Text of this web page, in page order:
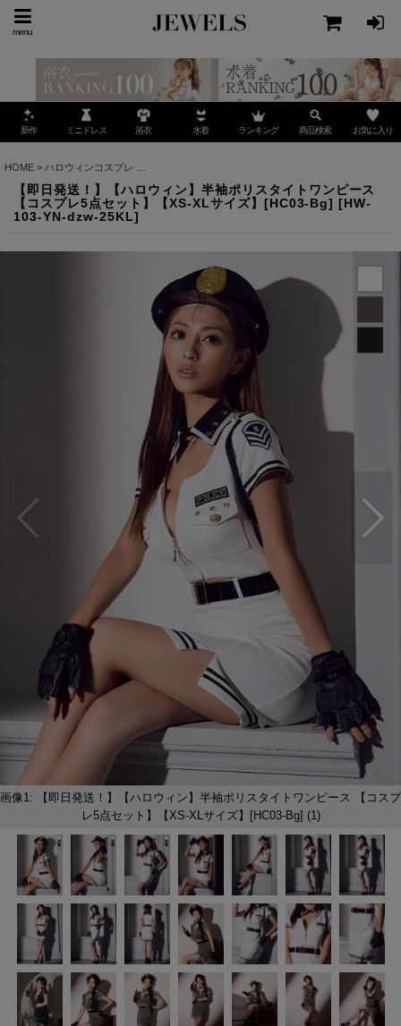
menu
新作 ミニドレス 浴衣 水着 ランキング 商品検索 お気に入り
HOME > ハロウィンコスプレ
【即日発送！】【ハロウィン】半袖ポリスタイトワンピース
【コスプレ5点セット】【XS-XLサイズ】[HC03-Bg] [HW-
103-YN-dzw-25KL]